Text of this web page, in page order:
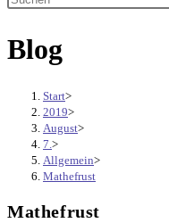
umschalten
Blog
Start>
2019>
August>
7. >
Allgemein>
Mathefrust
Mathefrust